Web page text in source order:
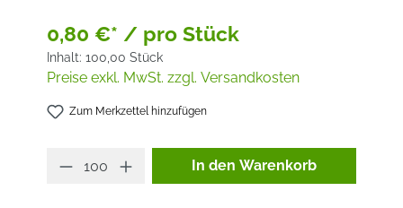
0,80 €* / pro Stück
Inhalt: 100,00 Stück
Preise exkl. MwSt. zzgl. Versandkosten
Zum Merkzettel hinzufügen
Produkt Anzahl: Gib den
In den Warenkorb